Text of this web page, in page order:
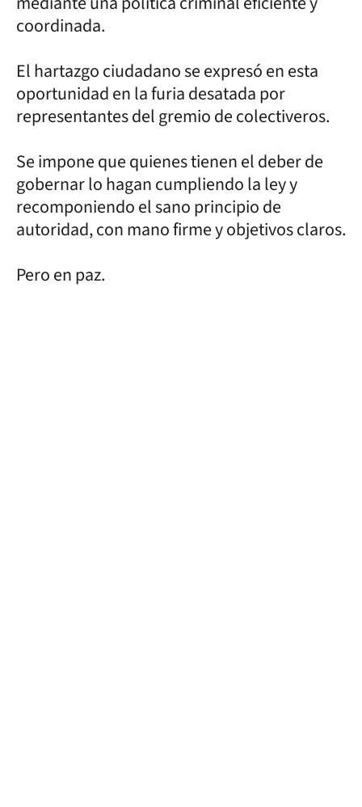
coordinada.
El hartazgo ciudadano se expresó en esta
oportunidad en la furia desatada por
representantes del gremio de colectiveros.
Se impone que quienes tienen el deber de
gobernar lo hagan cumpliendo la ley y
recomponiendo el sano principio de
autoridad, con mano firme y objetivos claros.
Pero en paz.